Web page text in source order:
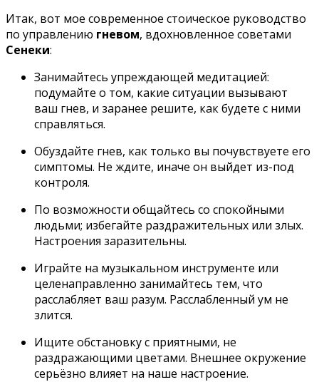
Итак, вот мое современное стоическое руководство
по управлению гневом, вдохновленное советами
Сенеки:
Занимайтесь упреждающей медитацией:
подумайте о том, какие ситуации вызывают
ваш гнев, и заранее решите, как будете с ними
справляться.
Обуздайте гнев, как только вы почувствуете его
симптомы. Не ждите, иначе он выйдет из-под
контроля.
По возможности общайтесь со спокойными
людьми; избегайте раздражительных или злых.
Настроения заразительны.
Играйте на музыкальном инструменте или
целенаправленно занимайтесь тем, что
расслабляет ваш разум. Расслабленный ум не
злится.
Ищите обстановку с приятными, не
раздражающими цветами. Внешнее окружение
серьёзно влияет на наше настроение.